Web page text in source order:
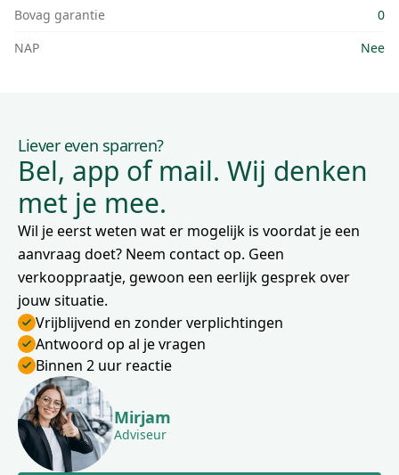
Bovag garantie
0
NAP
Nee
Liever even sparren?
Bel, app of mail. Wij denken
met je mee.
Wil je eerst weten wat er mogelijk is voordat je een
aanvraag doet? Neem contact op. Geen
verkooppraatje, gewoon een eerlijk gesprek over
jouw situatie.
Vrijblijvend en zonder verplichtingen
Antwoord op al je vragen
Binnen 2 uur reactie
Mirjam
Adviseur